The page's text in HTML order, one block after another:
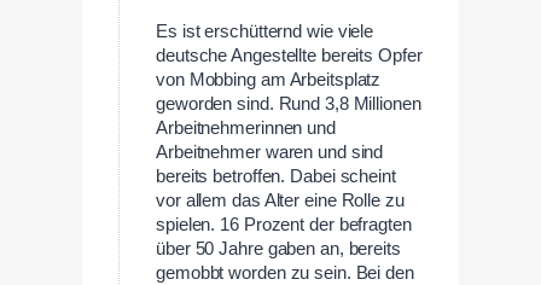
Es ist erschütternd wie viele
deutsche Angestellte bereits Opfer
von Mobbing am Arbeitsplatz
geworden sind. Rund 3,8 Millionen
Arbeitnehmerinnen und
Arbeitnehmer waren und sind
bereits betroffen. Dabei scheint
vor allem das Alter eine Rolle zu
spielen. 16 Prozent der befragten
über 50 Jahre gaben an, bereits
gemobbt worden zu sein. Bei den